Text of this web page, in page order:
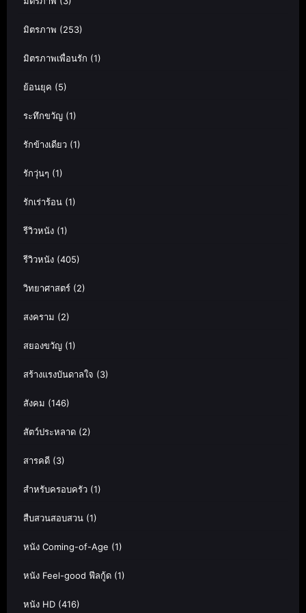
มิตรภาพ (253)
มิตรภาพเพื่อนรัก (1)
ย้อนยุค (5)
ระทึกขวัญ (1)
รักข้างเดียว (1)
รักวุ่นๆ (1)
รักเร่าร้อน (1)
รีวิวหนัง (1)
รีวิวหนัง (405)
วิทยาศาสตร์ (2)
สงคราม (2)
สยองขวัญ (1)
สร้างแรงบันดาลใจ (3)
สังคม (146)
สัตว์ประหลาด (2)
สารคดี (3)
สำหรับครอบครัว (1)
สืบสวนสอบสวน (1)
หนัง Coming-of-Age (1)
หนัง Feel-good ฟีลกู้ด (1)
หนัง HD (416)